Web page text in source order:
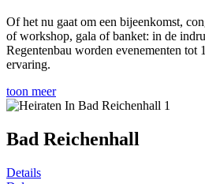
Of het nu gaat om een bijeenkomst,
of workshop, gala of banket: in de
Regentenbau worden evenementen tot
ervaring.
toon meer
Bad Reichenhall
Details